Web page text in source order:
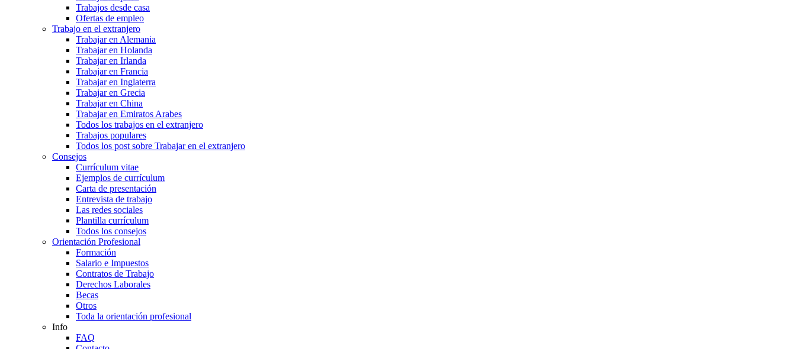
Trabajos desde casa
Ofertas de empleo
Trabajo en el extranjero
Trabajar en Alemania
Trabajar en Holanda
Trabajar en Irlanda
Trabajar en Francia
Trabajar en Inglaterra
Trabajar en Grecia
Trabajar en China
Trabajar en Emiratos Arabes
Todos los trabajos en el extranjero
Trabajos populares
Todos los post sobre Trabajar en el extranjero
Consejos
Currículum vitae
Ejemplos de currículum
Carta de presentación
Entrevista de trabajo
Las redes sociales
Plantilla currículum
Todos los consejos
Orientación Profesional
Formación
Salario e Impuestos
Contratos de Trabajo
Derechos Laborales
Becas
Otros
Toda la orientación profesional
Info
FAQ